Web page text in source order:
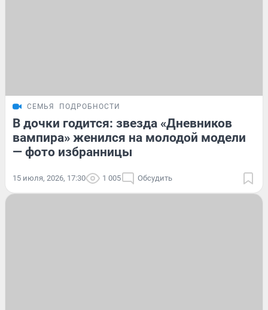
СЕМЬЯ ПОДРОБНОСТИ
В дочки годится: звезда «Дневников
вампира» женился на молодой модели
— фото избранницы
15 июля, 2026, 17:30 1 005 Обсудить